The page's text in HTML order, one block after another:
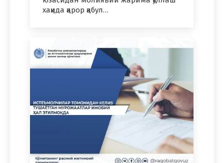
хақида қарор қабул…